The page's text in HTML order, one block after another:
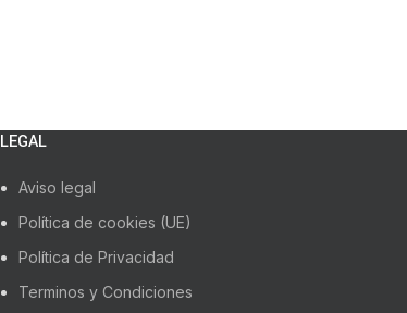
LEGAL
Aviso legal
Política de cookies (UE)
Política de Privacidad
Terminos y Condiciones